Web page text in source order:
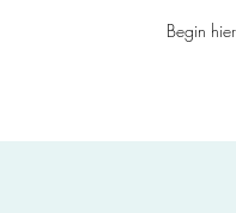
Begin hier